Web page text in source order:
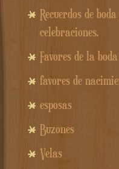
Recuerdos de
celebraciones.
Favores de la boda
favores de
esposas
Buzones
Velas